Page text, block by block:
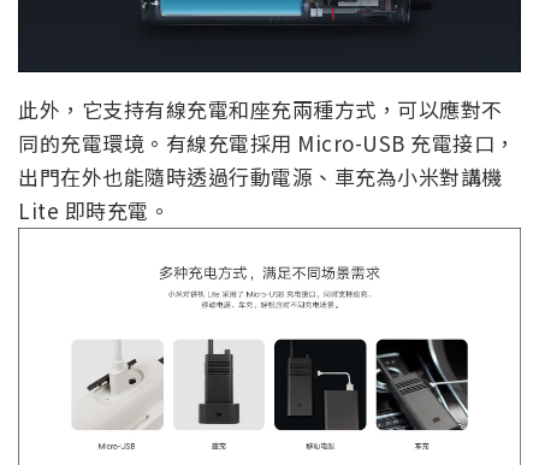
此外，它支持有線充電和座充兩種方式，可以應對不
同的充電環境。有線充電採用 Micro-USB 充電接口，
出門在外也能隨時透過行動電源、車充為小米對講機
Lite 即時充電。